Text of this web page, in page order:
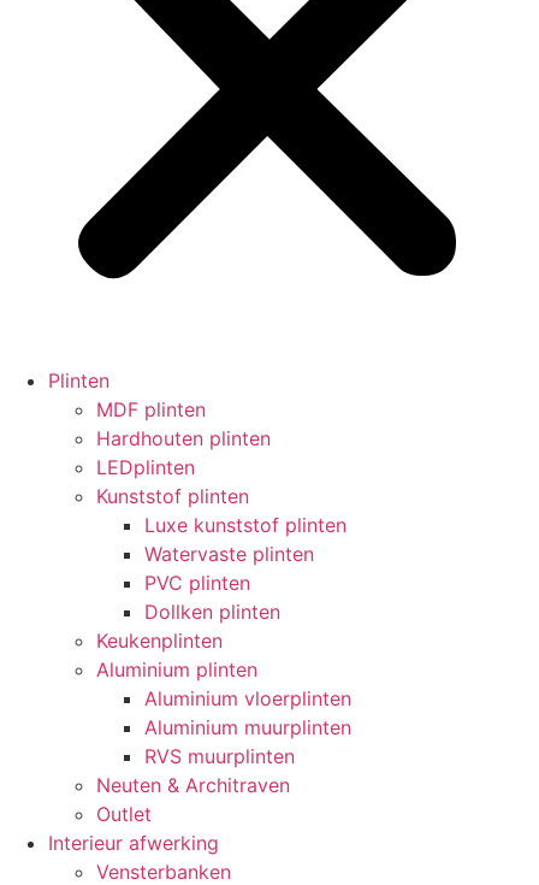
Plinten
MDF plinten
Hardhouten plinten
LEDplinten
Kunststof plinten
Luxe kunststof plinten
Watervaste plinten
PVC plinten
Dollken plinten
Keukenplinten
Aluminium plinten
Aluminium vloerplinten
Aluminium muurplinten
RVS muurplinten
Neuten & Architraven
Outlet
Interieur afwerking
Vensterbanken